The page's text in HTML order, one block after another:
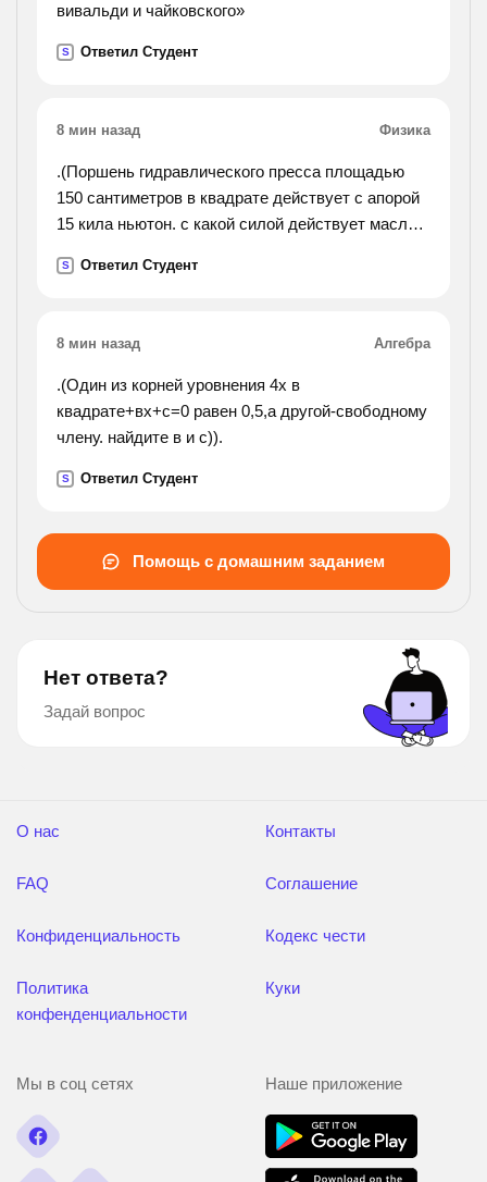
вивальди и чайковского»
S Ответил Студент
8 мин назад Физика
.(Поршень гидравлического пресса площадью
150 сантиметров в квадрате действует с апорой
15 кила ньютон. с какой силой действует масло в
сантиметра в квадрате?).
S Ответил Студент
8 мин назад Алгебра
.(Один из корней уровнения 4х в
квадрате+вх+с=0 равен 0,5,а другой-свободному
члену. найдите в и с)).
S Ответил Студент
Помощь с домашним заданием
Нет ответа?
Задай вопрос
О нас
FAQ
Конфиденциальность
Политика
конфенденциальности
Контакты
Соглашение
Кодекс чести
Куки
Мы в соц сетях Наше приложение